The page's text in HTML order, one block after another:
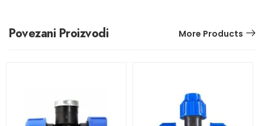
Povezani Proizvodi More Products